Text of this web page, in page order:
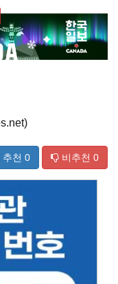
추천 0 비추천 0